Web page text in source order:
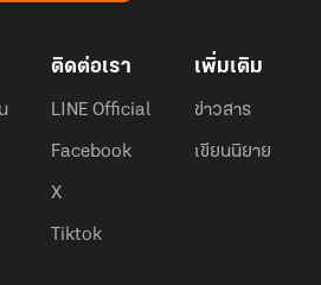
ติดต่อเรา
LINE Official
Facebook
X
Tiktok
เพิ่มเติม
ข่าวสาร
เขียนนิยาย